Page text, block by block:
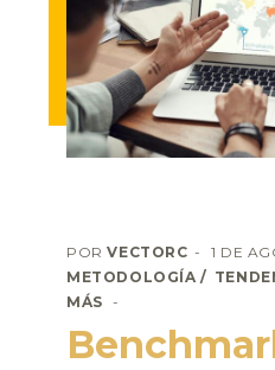
PORVECTORC
1 DE
METODOLOGÍA
MÁS